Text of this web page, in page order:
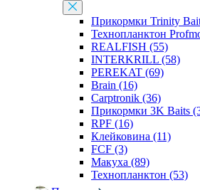
Прикормки Trinity
Технопланктон
REALFISH (55)
INTERKRILL (58)
PEREKAT (69)
Brain (16)
Carptronik (36)
Прикормки 3K Baits
RPF (16)
Клейковина (11)
FCF (3)
Макуха (89)
Технопланктон (53)